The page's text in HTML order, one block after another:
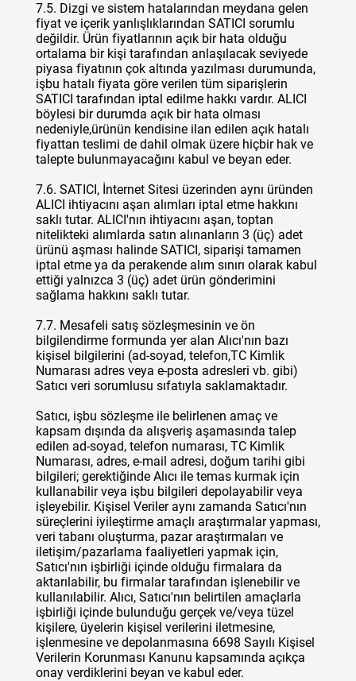
7.5. Dizgi ve sistem hatalarından meydana gelen
fiyat ve içerik yanlışlıklarından SATICI sorumlu
değildir. Ürün fiyatlarının açık bir hata olduğu
ortalama bir kişi tarafından anlaşılacak seviyede
piyasa fiyatının çok altında yazılması durumunda,
işbu hatalı fiyata göre verilen tüm siparişlerin
SATICI tarafından iptal edilme hakkı vardır. ALICI
böylesi bir durumda açık bir hata olması
nedeniyle,ürünün kendisine ilan edilen açık hatalı
fiyattan teslimi de dahil olmak üzere hiçbir hak ve
talepte bulunmayacağını kabul ve beyan eder.
7.6. SATICI, İnternet Sitesi üzerinden aynı üründen
ALICI ihtiyacını aşan alımları iptal etme hakkını
saklı tutar. ALICI'nın ihtiyacını aşan, toptan
nitelikteki alımlarda satın alınanların 3 (üç) adet
ürünü aşması halinde SATICI, siparişi tamamen
iptal etme ya da perakende alım sınırı olarak kabul
ettiği yalnızca 3 (üç) adet ürün gönderimini
sağlama hakkını saklı tutar.
7.7. Mesafeli satış sözleşmesinin ve ön
bilgilendirme formunda yer alan Alıcı'nın bazı
kişisel bilgilerini (ad-soyad, telefon,TC Kimlik
Numarası adres veya e-posta adresleri vb. gibi)
Satıcı veri sorumlusu sıfatıyla saklamaktadır.
Satıcı, işbu sözleşme ile belirlenen amaç ve
kapsam dışında da alışveriş aşamasında talep
edilen ad-soyad, telefon numarası, TC Kimlik
Numarası, adres, e-mail adresi, doğum tarihi gibi
bilgileri; gerektiğinde Alıcı ile temas kurmak için
kullanabilir veya işbu bilgileri depolayabilir veya
işleyebilir. Kişisel Veriler aynı zamanda Satıcı'nın
süreçlerini iyileştirme amaçlı araştırmalar yapması,
veri tabanı oluşturma, pazar araştırmaları ve
iletişim/pazarlama faaliyetleri yapmak için,
Satıcı'nın işbirliği içinde olduğu firmalara da
aktarılabilir, bu firmalar tarafından işlenebilir ve
kullanılabilir. Alıcı, Satıcı'nın belirtilen amaçlarla
işbirliği içinde bulunduğu gerçek ve/veya tüzel
kişilere, üyelerin kişisel verilerini iletmesine,
işlenmesine ve depolanmasına 6698 Sayılı Kişisel
Verilerin Korunması Kanunu kapsamında açıkça
onay verdiklerini beyan ve kabul eder.